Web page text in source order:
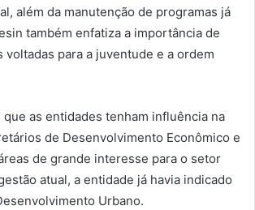
além da manutenção de programas já
também enfatiza a importância de
voltadas para a juventude e a ordem
as entidades tenham influência na
de Desenvolvimento Econômico e
de grande interesse para o setor
atual, a entidade já havia indicado
Urbano.